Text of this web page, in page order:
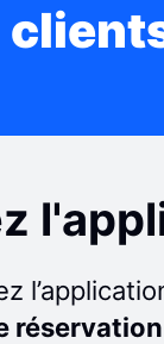
réservation